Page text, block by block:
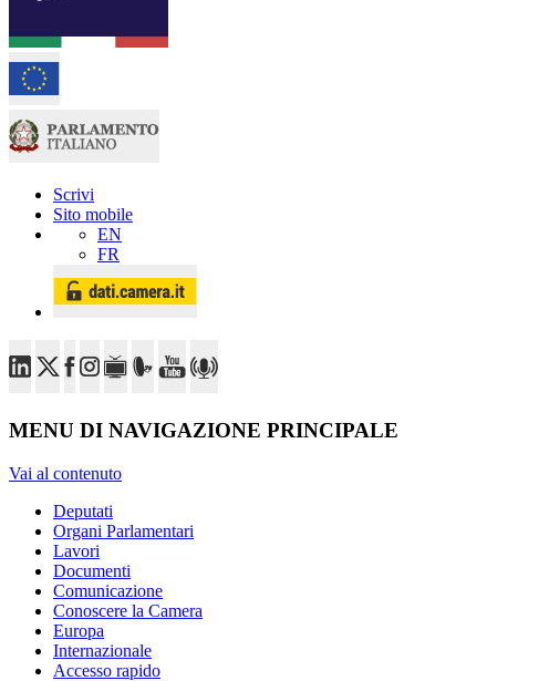
Scrivi
Sito mobile
EN
FR
MENU DI NAVIGAZIONE PRINCIPALE
Vai al contenuto
Deputati
Organi Parlamentari
Lavori
Documenti
Comunicazione
Conoscere la Camera
Europa
Internazionale
Accesso rapido